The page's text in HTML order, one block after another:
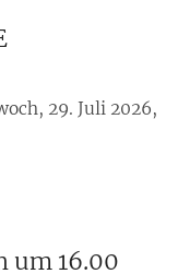
29. Juli 2026,
um 16.00